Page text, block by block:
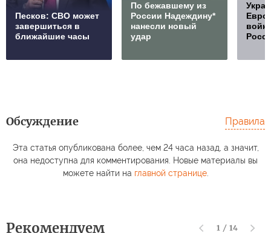
Песков: СВО может
завершиться в
ближайшие часы
По бежавшему из
России Надеждину*
нанесли новый
удар
Обсуждение Правила
Эта статья опубликована более, чем 24 часа назад, а значит,
она недоступна для комментирования. Новые материалы вы
можете найти на главной странице.
Рекомендуем 1 / 14